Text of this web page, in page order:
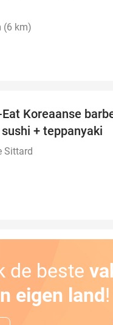
(6 km)
Koreaanse
+ teppanyaki
Sittard
de beste
eigen land!